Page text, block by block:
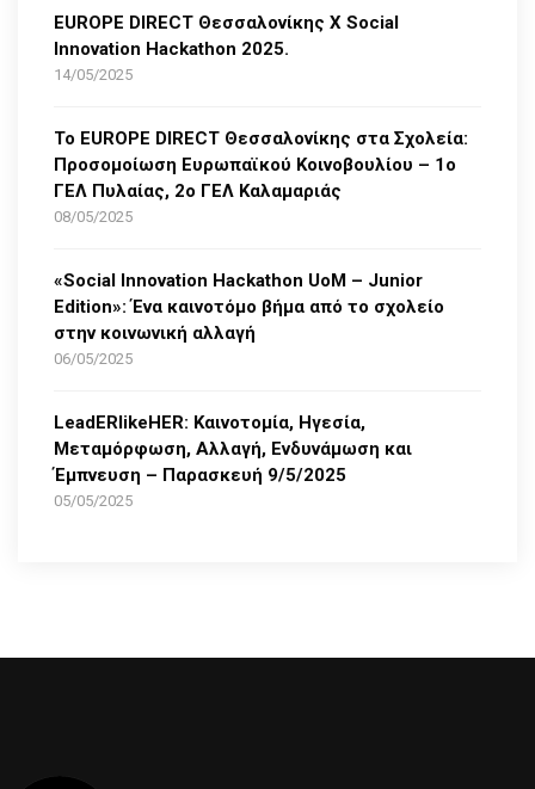
EUROPE DIRECT Θεσσαλονίκης Χ Social
Innovation Hackathon 2025.
14/05/2025
Το EUROPE DIRECT Θεσσαλονίκης στα Σχολεία:
Προσομοίωση Ευρωπαϊκού Κοινοβουλίου – 1ο
ΓΕΛ Πυλαίας, 2ο ΓΕΛ Καλαμαριάς
08/05/2025
«Social Innovation Hackathon UoM – Junior
Edition»: Ένα καινοτόμο βήμα από το σχολείο
στην κοινωνική αλλαγή
06/05/2025
LeadERlikeHER: Καινοτομία, Ηγεσία,
Μεταμόρφωση, Αλλαγή, Ενδυνάμωση και
Έμπνευση – Παρασκευή 9/5/2025
05/05/2025